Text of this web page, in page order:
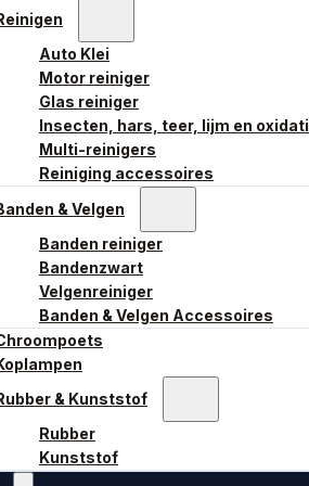
Auto Klei
Motor reiniger
Glas reiniger
Insecten, hars, teer, lijm en
Multi-reinigers
Reiniging accessoires
& Velgen
Banden reiniger
Bandenzwart
Velgenreiniger
Banden & Velgen Accessoires
& Kunststof
Rubber
Kunststof